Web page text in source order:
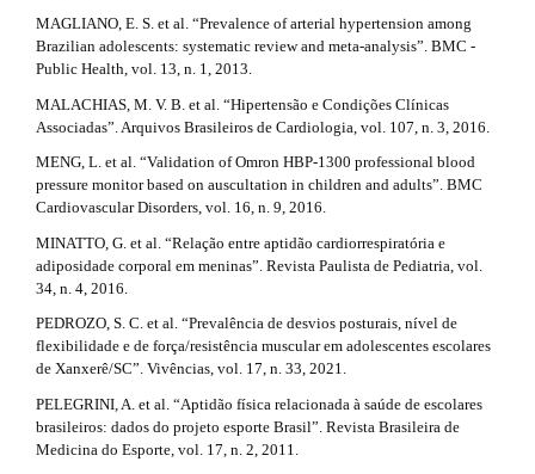
MAGLIANO, E. S. et al. “Prevalence of arterial hypertension among
Brazilian adolescents: systematic review and meta-analysis”. BMC -
Public Health, vol. 13, n. 1, 2013.
MALACHIAS, M. V. B. et al. “Hipertensão e Condições Clínicas
Associadas”. Arquivos Brasileiros de Cardiologia, vol. 107, n. 3, 2016.
MENG, L. et al. “Validation of Omron HBP-1300 professional blood
pressure monitor based on auscultation in children and adults”. BMC
Cardiovascular Disorders, vol. 16, n. 9, 2016.
MINATTO, G. et al. “Relação entre aptidão cardiorrespiratória e
adiposidade corporal em meninas”. Revista Paulista de Pediatria, vol.
34, n. 4, 2016.
PEDROZO, S. C. et al. “Prevalência de desvios posturais, nível de
flexibilidade e de força/resistência muscular em adolescentes escolares
de Xanxerê/SC”. Vivências, vol. 17, n. 33, 2021.
PELEGRINI, A. et al. “Aptidão física relacionada à saúde de escolares
brasileiros: dados do projeto esporte Brasil”. Revista Brasileira de
Medicina do Esporte, vol. 17, n. 2, 2011.